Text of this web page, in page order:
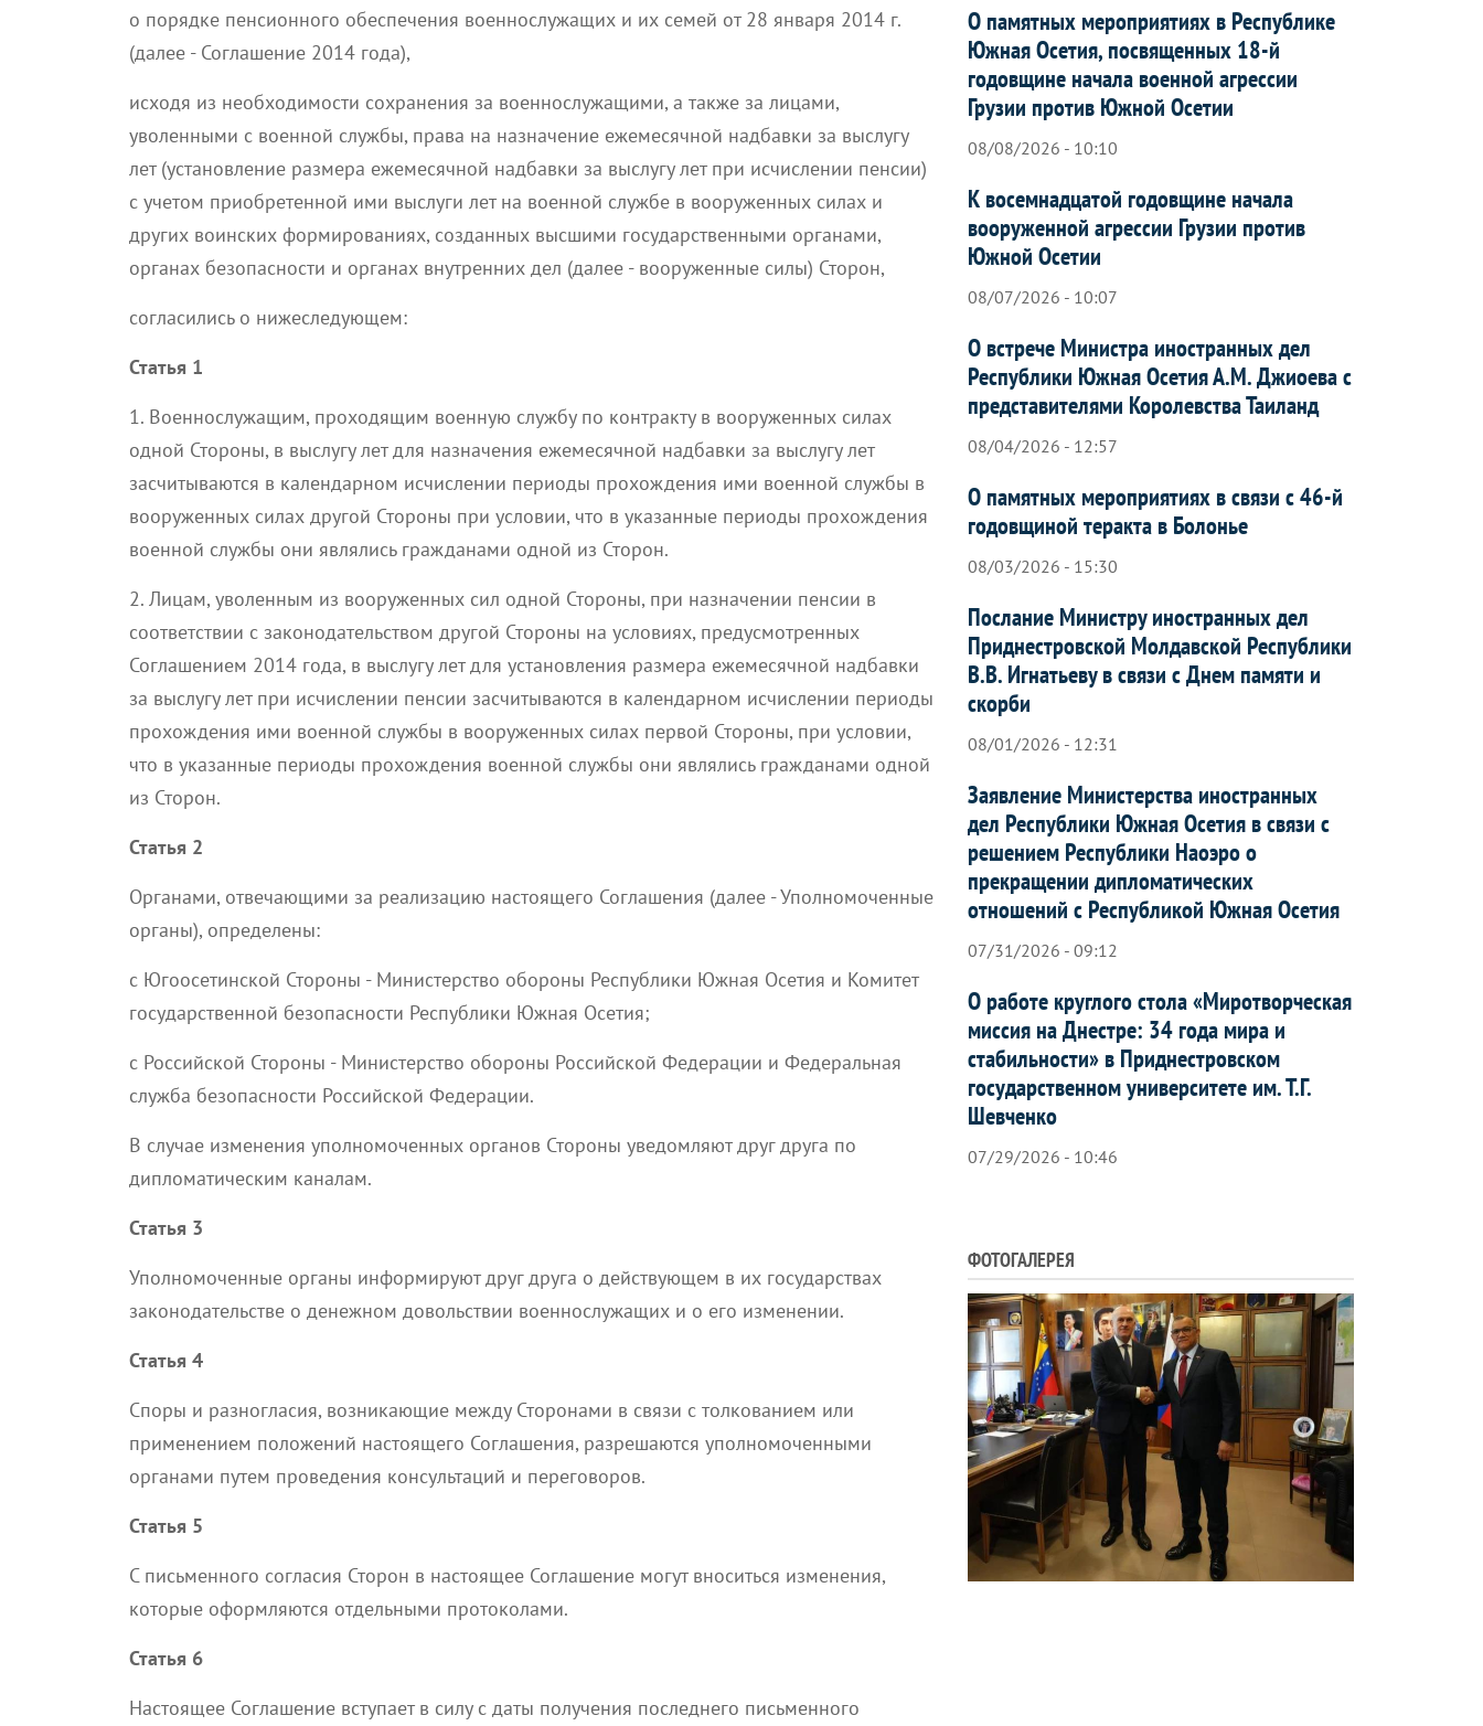
о порядке пенсионного обеспечения военнослужащих и их семей от 28 января 2014 г.
(далее - Соглашение 2014 года),
исходя из необходимости сохранения за военнослужащими, а также за лицами,
уволенными с военной службы, права на назначение ежемесячной надбавки за выслугу
лет (установление размера ежемесячной надбавки за выслугу лет при исчислении пенсии)
с учетом приобретенной ими выслуги лет на военной службе в вооруженных силах и
других воинских формированиях, созданных высшими государственными органами,
органах безопасности и органах внутренних дел (далее - вооруженные силы) Сторон,
согласились о нижеследующем:
Статья 1
1. Военнослужащим, проходящим военную службу по контракту в вооруженных силах
одной Стороны, в выслугу лет для назначения ежемесячной надбавки за выслугу лет
засчитываются в календарном исчислении периоды прохождения ими военной службы в
вооруженных силах другой Стороны при условии, что в указанные периоды прохождения
военной службы они являлись гражданами одной из Сторон.
2. Лицам, уволенным из вооруженных сил одной Стороны, при назначении пенсии в
соответствии с законодательством другой Стороны на условиях, предусмотренных
Соглашением 2014 года, в выслугу лет для установления размера ежемесячной надбавки
за выслугу лет при исчислении пенсии засчитываются в календарном исчислении периоды
прохождения ими военной службы в вооруженных силах первой Стороны, при условии,
что в указанные периоды прохождения военной службы они являлись гражданами одной
из Сторон.
Статья 2
Органами, отвечающими за реализацию настоящего Соглашения (далее - Уполномоченные
органы), определены:
с Югоосетинской Стороны - Министерство обороны Республики Южная Осетия и Комитет
государственной безопасности Республики Южная Осетия;
с Российской Стороны - Министерство обороны Российской Федерации и Федеральная
служба безопасности Российской Федерации.
В случае изменения уполномоченных органов Стороны уведомляют друг друга по
дипломатическим каналам.
Статья 3
Уполномоченные органы информируют друг друга о действующем в их государствах
законодательстве о денежном довольствии военнослужащих и о его изменении.
Статья 4
Споры и разногласия, возникающие между Сторонами в связи с толкованием или
применением положений настоящего Соглашения, разрешаются уполномоченными
органами путем проведения консультаций и переговоров.
Статья 5
С письменного согласия Сторон в настоящее Соглашение могут вноситься изменения,
которые оформляются отдельными протоколами.
Статья 6
Настоящее Соглашение вступает в силу с даты получения последнего письменного
О памятных мероприятиях в Республике
Южная Осетия, посвященных 18-й
годовщине начала военной агрессии
Грузии против Южной Осетии
08/08/2026 - 10:10
К восемнадцатой годовщине начала
вооруженной агрессии Грузии против
Южной Осетии
08/07/2026 - 10:07
О встрече Министра иностранных дел
Республики Южная Осетия А.М. Джиоева с
представителями Королевства Таиланд
08/04/2026 - 12:57
О памятных мероприятиях в связи с 46-й
годовщиной теракта в Болонье
08/03/2026 - 15:30
Послание Министру иностранных дел
Приднестровской Молдавской Республики
В.В. Игнатьеву в связи с Днем памяти и
скорби
08/01/2026 - 12:31
Заявление Министерства иностранных
дел Республики Южная Осетия в связи с
решением Республики Наоэро о
прекращении дипломатических
отношений с Республикой Южная Осетия
07/31/2026 - 09:12
О работе круглого стола «Миротворческая
миссия на Днестре: 34 года мира и
стабильности» в Приднестровском
государственном университете им. Т.Г.
Шевченко
07/29/2026 - 10:46
ФОТОГАЛЕРЕЯ